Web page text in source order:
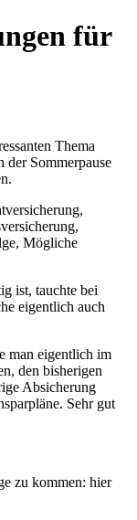
für
Thema
der Sommerpause
Mögliche
ist, tauchte bei
eigentlich auch
man eigentlich im
den bisherigen
Absicherung
Sehr gut
zu kommen: hier